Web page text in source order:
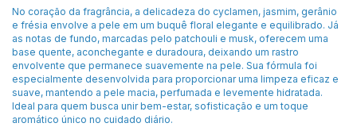
No coração da fragrância, a delicadeza do cyclamen, jasmim, gerânio
e frésia envolve a pele em um buquê floral elegante e equilibrado. Já
as notas de fundo, marcadas pelo patchouli e musk, oferecem uma
base quente, aconchegante e duradoura, deixando um rastro
envolvente que permanece suavemente na pele. Sua fórmula foi
especialmente desenvolvida para proporcionar uma limpeza eficaz e
suave, mantendo a pele macia, perfumada e levemente hidratada.
Ideal para quem busca unir bem-estar, sofisticação e um toque
aromático único no cuidado diário.